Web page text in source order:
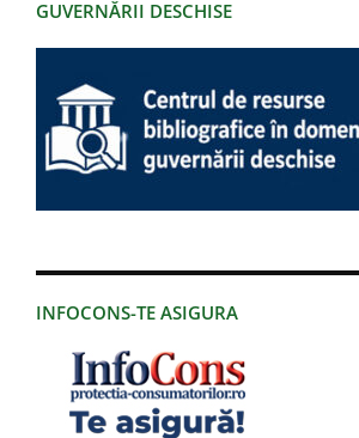
GUVERNĂRII DESCHISE
INFOCONS-TE ASIGURA